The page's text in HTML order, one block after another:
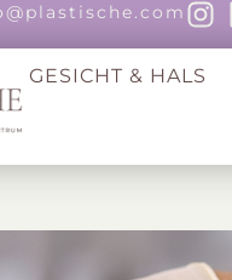
GESICHT & HALS